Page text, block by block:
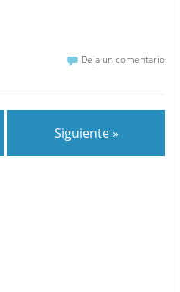
Deja un comentario
Siguiente »